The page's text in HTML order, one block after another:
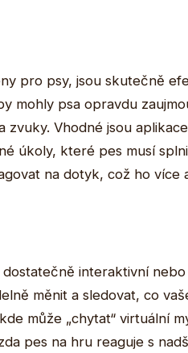
pro psy, jsou skutečně
mohly psa opravdu
zvuky. Vhodné jsou
úkoly, které pes musí
na dotyk, což ho více
interaktivní
měnit a sledovat, co
může „chytat“ virtuální
pes na hru reaguje s